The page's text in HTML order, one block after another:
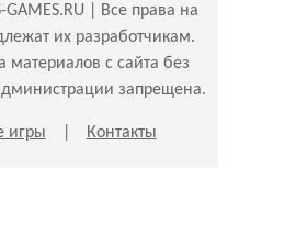
GAMES.RU | Все права на
их разработчикам.
материалов с сайта без
запрещена.
игры Контакты